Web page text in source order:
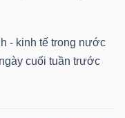
- kinh tế trong nước
cuối tuần trước